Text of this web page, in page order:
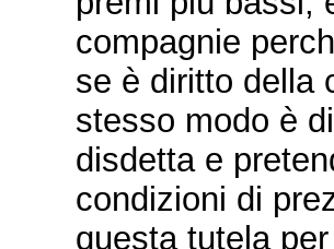
compagnie
se è diritto della
stesso modo è
disdetta e
condizioni di
questa tutela